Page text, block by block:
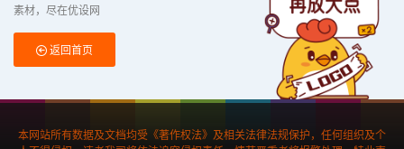
素材，尽在优设网
返回首页
本网站所有数据及文档均受《著作权法》及相关法律法规保护，任何组织及个